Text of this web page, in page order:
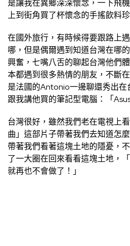
是讓我在異鄉深深懷念，一下飛
上到街角買了杯懷念的手搖飲料
在國外旅行，有時候得要跟路上
哪，但是偶爾遇到知道台灣在哪
興奮，七嘴八舌的聊起台灣他們
本都遇到很多熱情的朋友，不斷
是法國的Antonio一邊聊還秀出
跟我講他買的筆記型電腦：「Asus
台灣很好，雖然我們老在電視上
曲」這部片子帶著我們去知道怎
帶著我們看著這塊土地的隱憂，
了一大圈在回來看看這塊土地，
就再也不會做了！」